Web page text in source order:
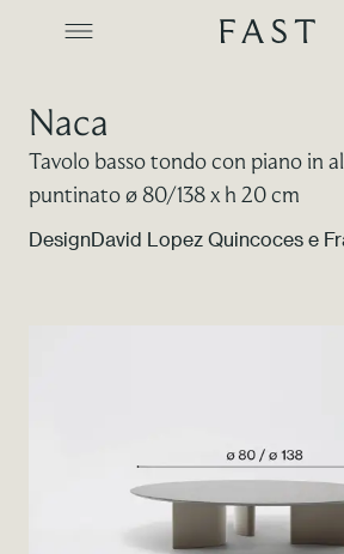
Azienda
Collezioni
Contatti
Naca
Tavolo basso tondo con piano in
puntinato ø 80/138 x h 20 cm
DesignDavid Lopez Quincoces e